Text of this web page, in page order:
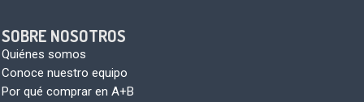
SOBRE NOSOTROS
Quiénes somos
Conoce nuestro equipo
Por qué comprar en A+B